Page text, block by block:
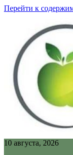
Перейти к
10 августа, 2026